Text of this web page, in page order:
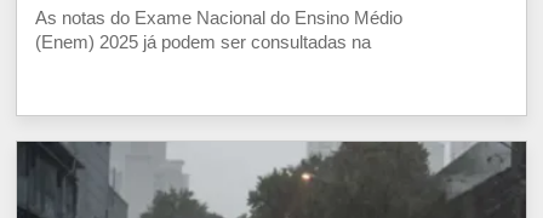
As notas do Exame Nacional do Ensino Médio
(Enem) 2025 já podem ser consultadas na